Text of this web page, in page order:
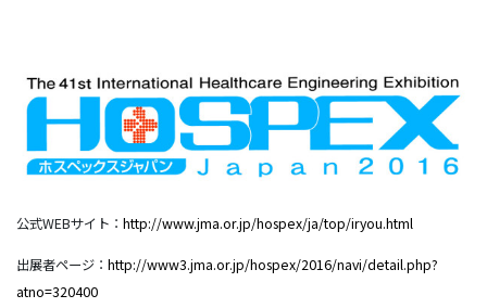
公式WEBサイト： http://www.jma.or.jp/hospex/ja/top/iryou.html
出展者ページ： http://www3.jma.or.jp/hospex/2016/navi/detail.php?
atno=320400